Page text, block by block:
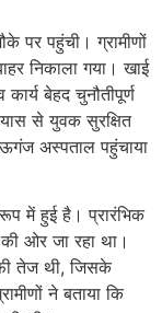
पर पहुंची। ग्रामीणों
निकाला गया। खाई
बेहद चुनौतीपूर्ण
से युवक सुरक्षित
अस्पताल पहुंचाया
में हुई है। प्रारंभिक
ओर जा रहा था।
तेज थी, जिसके
ने बताया कि